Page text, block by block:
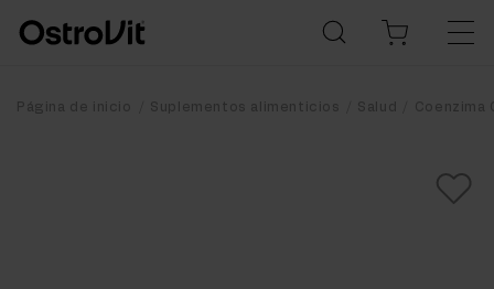
Página de inicio Suplementos alimenticios Salud Coenzima